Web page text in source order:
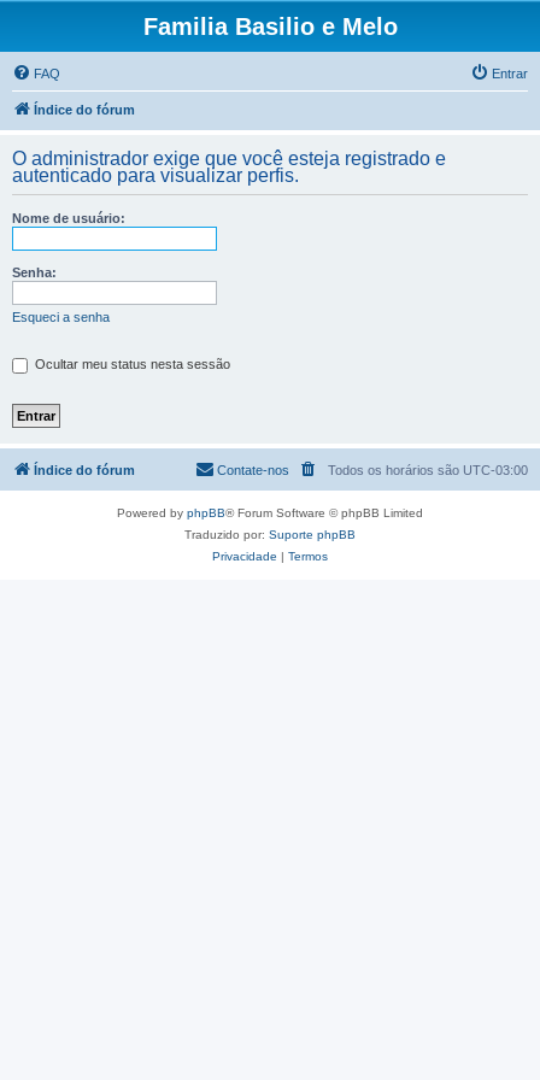
Familia Basilio e Melo
FAQ Entrar
Índice do fórum
O administrador exige que você esteja registrado e
autenticado para visualizar perfis.
Nome de usuário:
Senha:
Esqueci a senha
Ocultar meu status nesta sessão
Índice do fórum Todos os horários são UTC-03:00
Contate-nos
Powered by phpBB® Forum Software © phpBB Limited
Traduzido por: Suporte phpBB
Privacidade | Termos